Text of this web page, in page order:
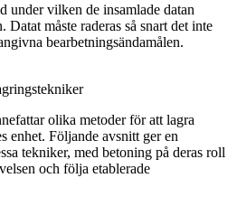
under vilken de insamlade datan
Datat måste raderas så snart det inte
bearbetningsändamålen.
olika metoder för att lagra
enhet. Följande avsnitt ger en
tekniker, med betoning på deras roll
och följa etablerade